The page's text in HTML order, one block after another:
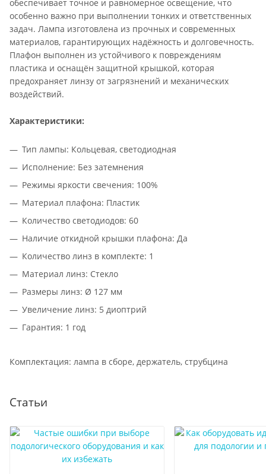
обеспечивает точное и равномерное освещение, что
особенно важно при выполнении тонких и ответственных
задач. Лампа изготовлена из прочных и современных
материалов, гарантирующих надёжность и долговечность.
Плафон выполнен из устойчивого к повреждениям
пластика и оснащён защитной крышкой, которая
предохраняет линзу от загрязнений и механических
воздействий.
Характеристики:
Тип лампы: Кольцевая, светодиодная
Исполнение: Без затемнения
Режимы яркости свечения: 100%
Материал плафона: Пластик
Количество светодиодов: 60
Наличие откидной крышки плафона: Да
Количество линз в комплекте: 1
Материал линз: Стекло
Размеры линз: Ø 127 мм
Увеличение линз: 5 диоптрий
Гарантия: 1 год
Комплектация: лампа в сборе, держатель, струбцина
Статьи